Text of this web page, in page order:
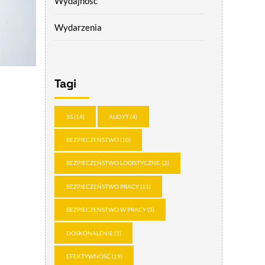
Wydarzenia
Tagi
5S(14) AUDYT(4)
BEZPIECZEŃSTWO(10)
BEZPIECZEŃSTWO LOGISTYCZNE. (2)
BEZPIECZEŃSTWO PRACY(11)
BEZPIECZEŃSTWO W PRACY(3)
DOSKONALENIE(5)
EFEKTYWNOŚĆ(19)